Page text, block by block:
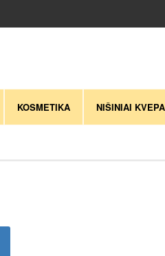
KOSMETIKA NIŠINIAI